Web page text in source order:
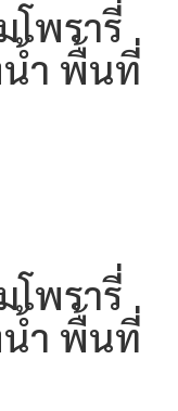
พรารี่
น้ำ พื้นที่
พรารี่
น้ำ พื้นที่